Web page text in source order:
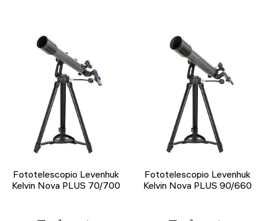
Fototelescopio Levenhuk
Kelvin Nova PLUS 70/700
Fototelescopio Levenhuk
Kelvin Nova PLUS 90/660